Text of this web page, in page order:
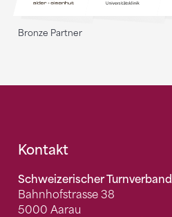
Bronze Partner
Fusszeile
Kontakt
Schweizerischer Turnverband
Bahnhofstrasse 38
5000 Aarau